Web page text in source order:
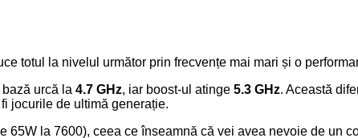
totul la nivelul următor prin frecvențe mai mari și o
urcă la 4.7 GHz, iar boost-ul atinge 5.3 GHz. Această
jocurile de ultimă generație.
65W la 7600), ceea ce înseamnă că vei avea nevoie de un